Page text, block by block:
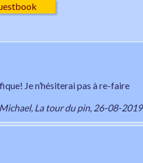
Je n’hésiterai pas à re-faire
Michael, La tour du pin, 26-08-2019